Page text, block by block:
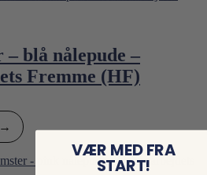
– blå nålepude –
Fremme (HF)
VÆR MED FRA
START!